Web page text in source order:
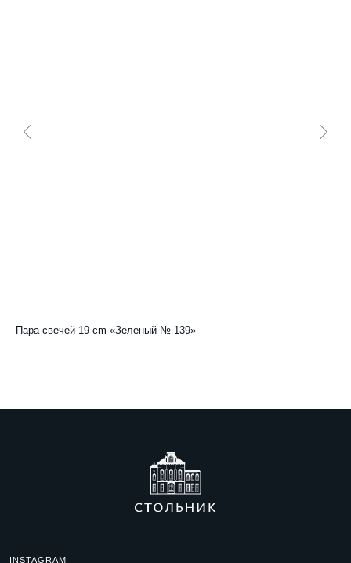
Пара свечей 19 cm «Зеленый № 139»
INSTAGRAM